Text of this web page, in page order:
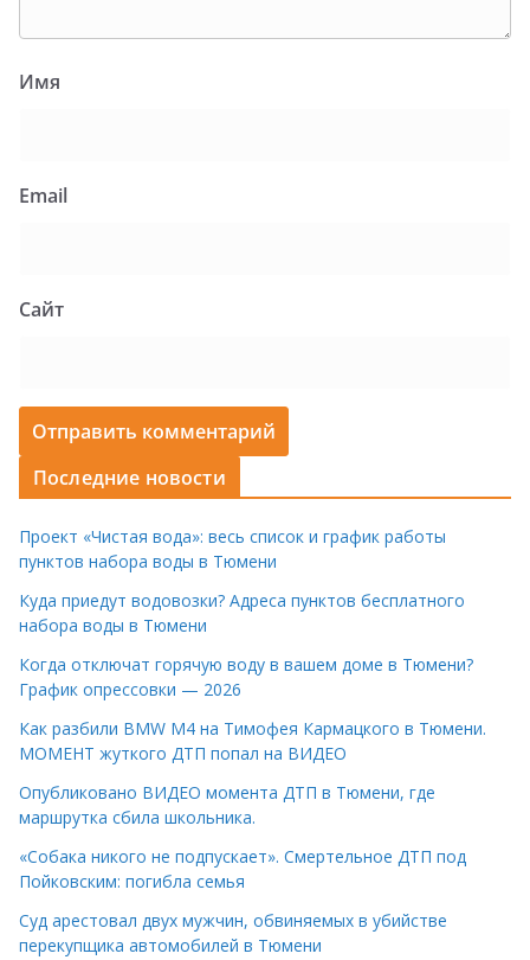
Имя
Email
Сайт
Последние новости
Проект «Чистая вода»: весь список и график работы
пунктов набора воды в Тюмени
Куда приедут водовозки? Адреса пунктов бесплатного
набора воды в Тюмени
Когда отключат горячую воду в вашем доме в Тюмени?
График опрессовки — 2026
Как разбили BMW M4 на Тимофея Кармацкого в Тюмени.
МОМЕНТ жуткого ДТП попал на ВИДЕО
Опубликовано ВИДЕО момента ДТП в Тюмени, где
маршрутка сбила школьника.
«Собака никого не подпускает». Смертельное ДТП под
Пойковским: погибла семья
Суд арестовал двух мужчин, обвиняемых в убийстве
перекупщика автомобилей в Тюмени